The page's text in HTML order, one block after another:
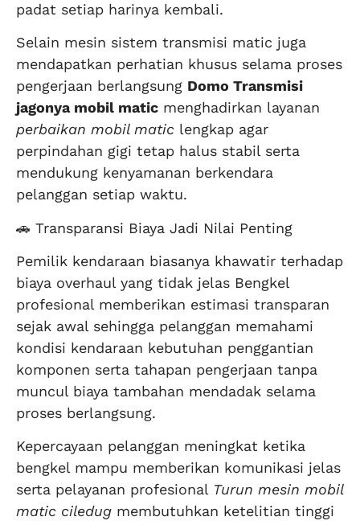
padat setiap harinya kembali.
Selain mesin sistem transmisi matic juga
mendapatkan perhatian khusus selama proses
pengerjaan berlangsung Domo Transmisi
jagonya mobil matic menghadirkan layanan
perbaikan mobil matic lengkap agar
perpindahan gigi tetap halus stabil serta
mendukung kenyamanan berkendara
pelanggan setiap waktu.
🚗 Transparansi Biaya Jadi Nilai Penting
Pemilik kendaraan biasanya khawatir terhadap
biaya overhaul yang tidak jelas Bengkel
profesional memberikan estimasi transparan
sejak awal sehingga pelanggan memahami
kondisi kendaraan kebutuhan penggantian
komponen serta tahapan pengerjaan tanpa
muncul biaya tambahan mendadak selama
proses berlangsung.
Kepercayaan pelanggan meningkat ketika
bengkel mampu memberikan komunikasi jelas
serta pelayanan profesional Turun mesin mobil
matic ciledug membutuhkan ketelitian tinggi